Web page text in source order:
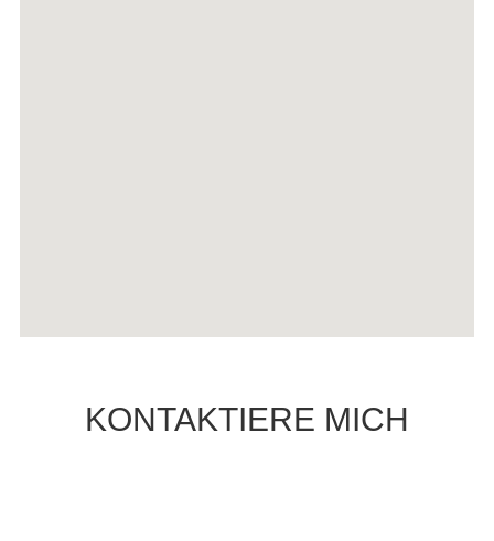
KONTAKTIERE MICH